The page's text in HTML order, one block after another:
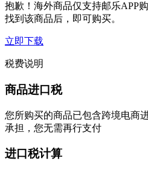
抱歉！海外商品仅支持邮乐APP
找到该商品后，即可购买。
立即下载
税费说明
商品进口税
您所购买的商品已包含跨境电商
承担，您无需再行支付
进口税计算